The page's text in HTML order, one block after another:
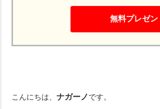
無料プレゼ
こんにちは、 ナガーノです。